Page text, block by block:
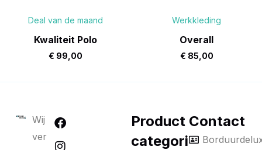
Deal van de maand
Kwaliteit Polo
€ 99,00
Werkkleding
Overall
€ 85,00
Wij
ver
Product
categori
Contact